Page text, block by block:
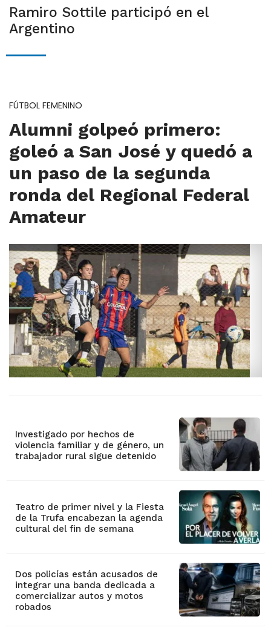
Ramiro Sottile participó en el
Argentino
FÚTBOL FEMENINO
Alumni golpeó primero:
goleó a San José y quedó a
un paso de la segunda
ronda del Regional Federal
Amateur
Investigado por hechos de
violencia familiar y de género, un
trabajador rural sigue detenido
Teatro de primer nivel y la Fiesta
de la Trufa encabezan la agenda
cultural del fin de semana
Dos policías están acusados de
integrar una banda dedicada a
comercializar autos y motos
robados